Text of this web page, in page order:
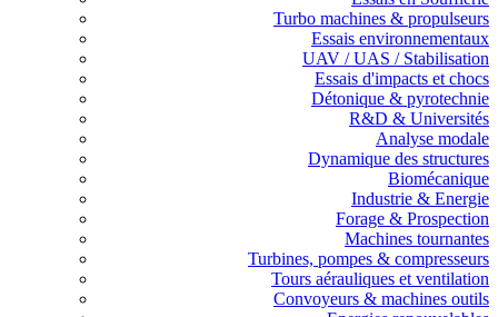
Turbo machines & propulseurs
Essais environnementaux
UAV / UAS / Stabilisation
Essais d'impacts et chocs
Détonique & pyrotechnie
R&D & Universités
Analyse modale
Dynamique des structures
Biomécanique
Industrie & Energie
Forage & Prospection
Machines tournantes
Turbines, pompes & compresseurs
Tours aérauliques et ventilation
Convoyeurs & machines outils